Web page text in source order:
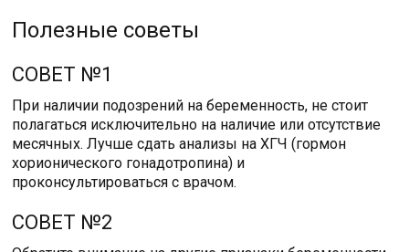
Полезные советы
СОВЕТ №1
При наличии подозрений на беременность, не стоит
полагаться исключительно на наличие или отсутствие
месячных. Лучше сдать анализы на ХГЧ (гормон
хорионического гонадотропина) и
проконсультироваться с врачом.
СОВЕТ №2